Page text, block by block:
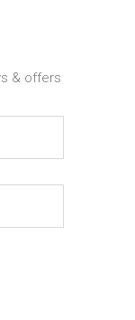
& offers